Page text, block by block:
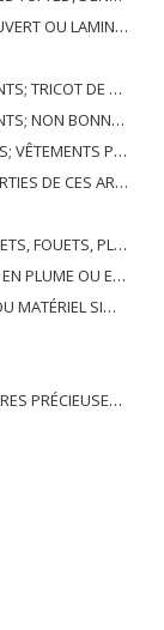
ADAPTÉ À L'USAGE INDUSTRIEL
DE BONNETERIE
BONNETERIE
TEXTILES USÉS; RAGS
CES ARTICLES
ET LEURS PARTIES
DE CHEVEUX HUMAINS
DE CELUI-CI
MATIÈRES; IMITATION BIJOUTERIE; PIÈCE DE MONNAIE